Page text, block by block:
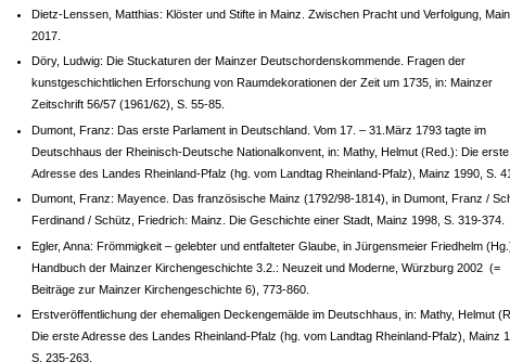
Dietz-Lenssen, Matthias: Klöster und Stifte in Mainz. Zwischen Pracht und Verfolgung,
2017.
Döry, Ludwig: Die Stuckaturen der Mainzer Deutschordenskommende. Fragen der
kunstgeschichtlichen Erforschung von Raumdekorationen der Zeit um 1735, in: Mainzer
Zeitschrift 56/57 (1961/62), S. 55-85.
Dumont, Franz: Das erste Parlament in Deutschland. Vom 17. – 31.März 1793 tagte im
Deutschhaus der Rheinisch-Deutsche Nationalkonvent, in: Mathy, Helmut (Red.): Die erste
Adresse des Landes Rheinland-Pfalz (hg. vom Landtag Rheinland-Pfalz), Mainz 1990, S.
Dumont, Franz: Mayence. Das französische Mainz (1792/98-1814), in Dumont, Franz /
Ferdinand / Schütz, Friedrich: Mainz. Die Geschichte einer Stadt, Mainz 1998, S. 319-374.
Egler, Anna: Frömmigkeit – gelebter und entfalteter Glaube, in Jürgensmeier Friedhelm
Handbuch der Mainzer Kirchengeschichte 3.2.: Neuzeit und Moderne, Würzburg 2002 (=
Beiträge zur Mainzer Kirchengeschichte 6), 773-860.
Erstveröffentlichung der ehemaligen Deckengemälde im Deutschhaus, in: Mathy, Helmut
Die erste Adresse des Landes Rheinland-Pfalz (hg. vom Landtag Rheinland-Pfalz), Mainz
S. 235-263.